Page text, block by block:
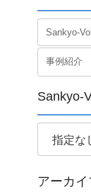
Sankyo-
事例紹介
Sankyo-
アーカイ